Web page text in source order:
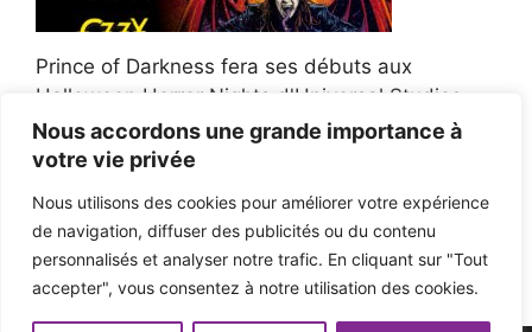
Nous accordons une grande importance à
votre vie privée
Nous utilisons des cookies pour améliorer votre expérience
de navigation, diffuser des publicités ou du contenu
personnalisés et analyser notre trafic. En cliquant sur "Tout
accepter", vous consentez à notre utilisation des cookies.
Prince of Darkness fera ses débuts aux
Halloween Horror Nights d'Universal Studios
Afroman poursuit un policier de l'Ohio après la
victoire du jury en diffamation